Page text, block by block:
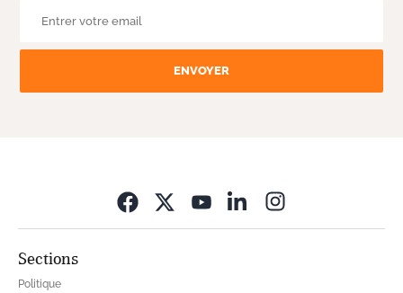
ENVOYER
Sections
Politique